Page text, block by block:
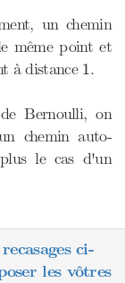
un chemin
même point et
à distance 1
1 .
Bernoulli, on
chemin auto-
le cas d'un
ci-
les vôtres